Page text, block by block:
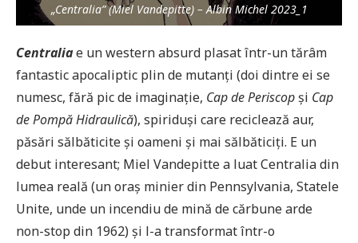
„Centralia” (Miel Vandepitte) – Albin Michel 2023_1
Centraliae un western absurd plasat într-un tărâm
fantastic apocaliptic plin de mutanți (doi dintre ei se
numesc, fără pic de imaginație, Cap de Periscopși Cap
de Pompă Hidraulică), spiriduși care reciclează aur,
păsări sălbăticite și oameni și mai sălbăticiți. E un
debut interesant; Miel Vandepitte a luat Centralia din
lumea reală (un oraș minier din Pennsylvania, Statele
Unite, unde un incendiu de mină de cărbune arde
non-stop din 1962) și l-a transformat într-o